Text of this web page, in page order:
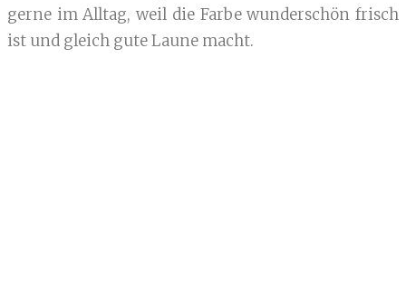
gerne im Alltag, weil die Farbe wunderschön frisch
ist und gleich gute Laune macht.